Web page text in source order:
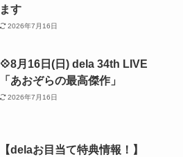
ます
2026年7月16日
💠8月16日(日) dela 34th LIVE
「あおぞらの最高傑作」
2026年7月16日
【delaお目当て特典情報！】